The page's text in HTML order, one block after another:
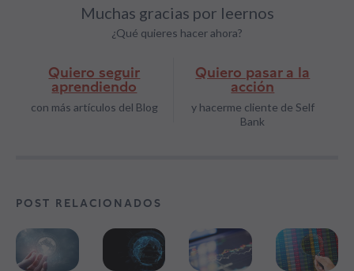
Muchas gracias por leernos
¿Qué quieres hacer ahora?
Quiero seguir
aprendiendo
con más artículos del Blog
Quiero pasar a la
acción
y hacerme cliente de Self
Bank
POST RELACIONADOS